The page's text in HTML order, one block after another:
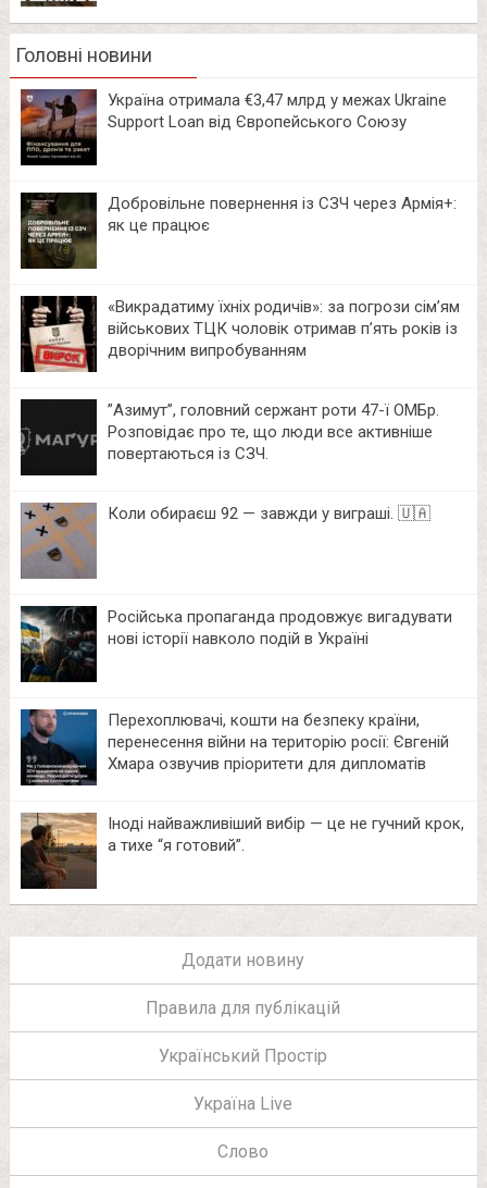
Головні новини
Україна отримала €3,47 млрд у межах Ukraine
Support Loan від Європейського Союзу
Добровільне повернення із СЗЧ через Армія+:
як це працює
«Викрадатиму їхніх родичів»: за погрози сім’ям
військових ТЦК чоловік отримав п’ять років із
дворічним випробуванням
⁨”Азимут”, головний сержант роти 47-ї ОМБр.
Розповідає про те, що люди все активніше
повертаються із СЗЧ.
Коли обираєш 92 — завжди у виграші. 🇺🇦
Російська пропаганда продовжує вигадувати
нові історії навколо подій в Україні
Перехоплювачі, кошти на безпеку країни,
перенесення війни на територію росії: Євгеній
Хмара озвучив пріоритети для дипломатів
Іноді найважливіший вибір — це не гучний крок,
а тихе “я готовий”.
Додати новину
Правила для публікацій
Український Простір
Україна Live
Слово